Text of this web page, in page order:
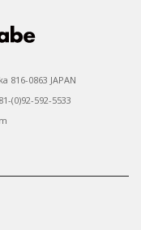
816-0863 JAPAN
(0)92-592-5533